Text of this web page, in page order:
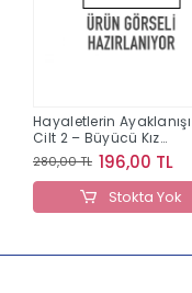
Hayaletlerin Ayaklanışı
Cilt 2 – Büyücü Kız
Madoka Magica
280,00 TL 196,00 TL
Stokta Yok